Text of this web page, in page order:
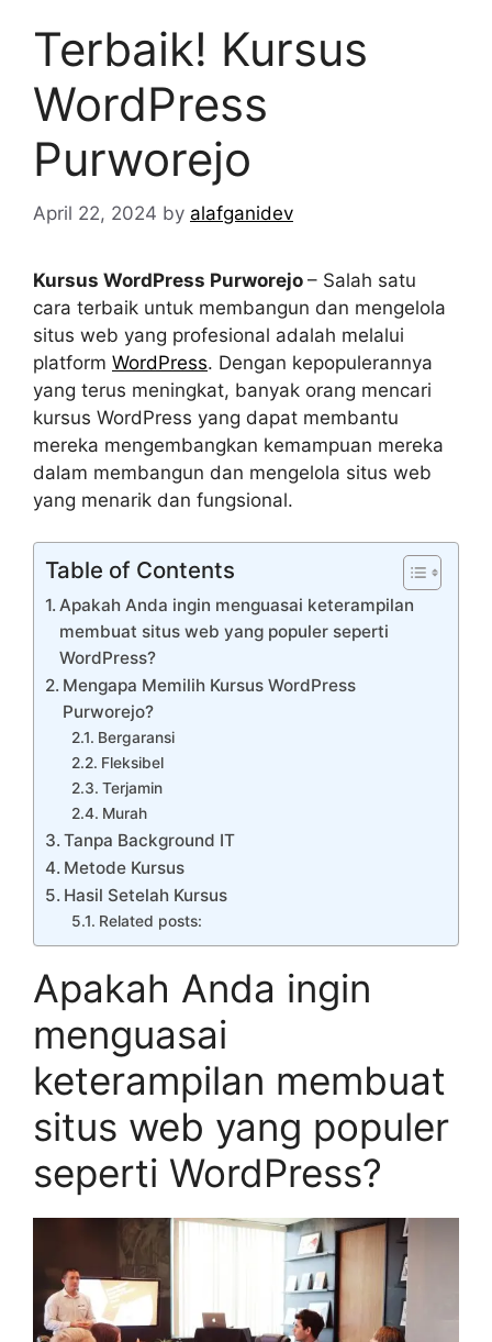
Terbaik! Kursus
WordPress
Purworejo
April 22, 2024 by alafganidev
Kursus WordPress Purworejo – Salah satu
cara terbaik untuk membangun dan mengelola
situs web yang profesional adalah melalui
platform WordPress. Dengan kepopulerannya
yang terus meningkat, banyak orang mencari
kursus WordPress yang dapat membantu
mereka mengembangkan kemampuan mereka
dalam membangun dan mengelola situs web
yang menarik dan fungsional.
Table of Contents
Apakah Anda ingin menguasai keterampilan
membuat situs web yang populer seperti
WordPress?
Mengapa Memilih Kursus WordPress
Purworejo?
Bergaransi
Fleksibel
Terjamin
Murah
Tanpa Background IT
Metode Kursus
Hasil Setelah Kursus
Related posts:
Apakah Anda ingin
menguasai
keterampilan membuat
situs web yang populer
seperti WordPress?